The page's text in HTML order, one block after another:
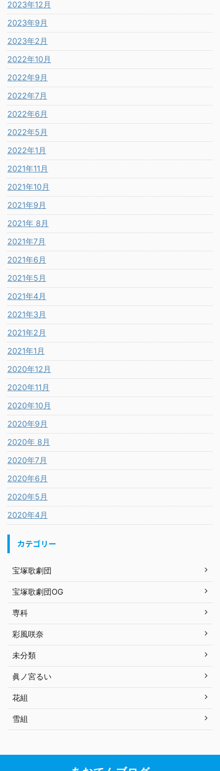
2023年12月
2023年9月
2023年2月
2022年10月
2022年9月
2022年7月
2022年6月
2022年5月
2022年1月
2021年11月
2021年10月
2021年9月
2021年 8月
2021年7月
2021年6月
2021年5月
2021年4月
2021年3月
2021年2月
2021年1月
2020年12月
2020年11月
2020年10月
2020年9月
2020年 8月
2020年7月
2020年6月
2020年5月
2020年4月
カテゴリー
宝塚歌劇団
宝塚歌劇団OG
専科
彩風咲奈
未分類
眞ノ宮るい
花組
雪組